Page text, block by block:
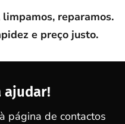
reparamos.
e preço justo.
ajudar!
página de contactos